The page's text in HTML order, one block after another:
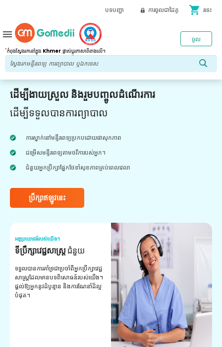
បទបញ្ជា ការចូលជាដៃគូ shopping_cart រទេះ
*កំពុងស្វែងរកនៅក្នុង Khmer ផ្លាស់ប្តូរភាសាពីខាងលើ។
ចូល
menu
ដើម្បីងាយស្រួល និងរួមបញ្ចូលដំណើរការ
ដើម្បីទទួលបានការព្យាបាល
ការស្នាក់នៅមន្ទីរពេទ្យប្រកបដោយផាសុកភាព
ជម្រើសមន្ទីរពេទ្យតាមថវិការបស់អ្នក។
ជំនួយអ្នកប្រឹក្សាផ្នែកថែទាំសុខភាពគ្រប់ពេលវេលា
ប្រឹក្សាឥឡូវនេះ
អត្ថប្រយោជន៍របស់យើង។
ទីប្រឹក្សាវេជ្ជសាស្ត្រជំនួយ
ទទួលបានការគាំទ្រជាប្រចាំពីអ្នកប្រឹក្សាវេជ្ជ
សាស្ត្រដែលមានបទពិសោធន៍របស់យើង។
ផ្តល់ឱ្យអ្នកនូវដំបូន្មាន និងការណែនាំដ៏ល្អ
បំផុត។